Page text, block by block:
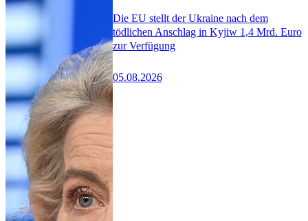
Die EU stellt der Ukraine nach dem
tödlichen Anschlag in Kyjiw 1,4 Mrd. Euro
zur Verfügung
05.08.2026